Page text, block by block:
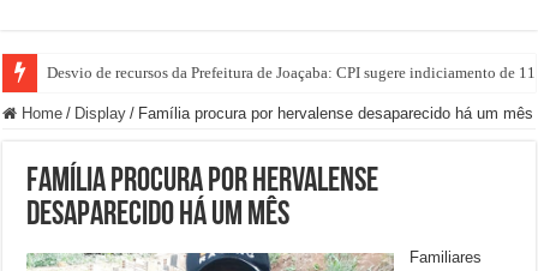
Desvio de recursos da Prefeitura de Joaçaba: CPI sugere indiciamento de 11
PM prende homem por agredir companheira e apreende quase 1 kg de
Home / Display / Família procura por hervalense desaparecido há um mês
Família procura por hervalense
desaparecido há um mês
Familiares